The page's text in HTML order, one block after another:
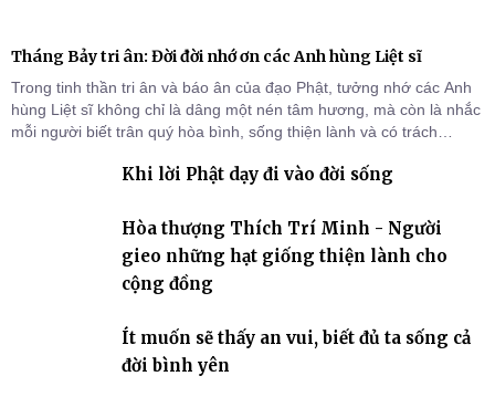
Tháng Bảy tri ân: Đời đời nhớ ơn các Anh hùng Liệt sĩ
Trong tinh thần tri ân và báo ân của đạo Phật, tưởng nhớ các Anh
hùng Liệt sĩ không chỉ là dâng một nén tâm hương, mà còn là nhắc
mỗi người biết trân quý hòa bình, sống thiện lành và có trách
Khi lời Phật dạy đi vào đời sống
Hòa thượng Thích Trí Minh - Người
gieo những hạt giống thiện lành cho
cộng đồng
Ít muốn sẽ thấy an vui, biết đủ ta sống cả
đời bình yên